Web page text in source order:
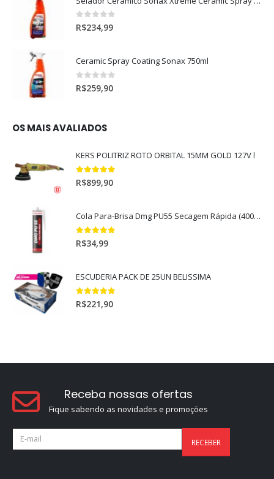
0out of 5
R$234,99
Ceramic Spray Coating Sonax 750ml
0out of 5
R$259,90
OS MAIS AVALIADOS
KERS POLITRIZ ROTO ORBITAL 15MM GOLD 127V l
5.00out of 5
R$899,90
Cola Para-Brisa Dmg PU55 Secagem Rápida (400gr)
5.00out of 5
R$34,99
ESCUDERIA PACK DE 25UN BELISSIMA
5.00out of 5
R$221,90
Receba nossas ofertas
Fique sabendo as novidades e promoções